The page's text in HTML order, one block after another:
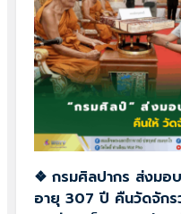
❖ กรมศิลปากร ส่งมอ
อายุ 307 ปี คืนวัดจักร